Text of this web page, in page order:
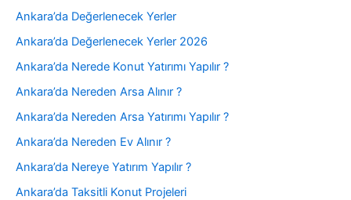
Ankara’da Değerlenecek Yerler
Ankara’da Değerlenecek Yerler 2026
Ankara’da Nerede Konut Yatırımı Yapılır ?
Ankara’da Nereden Arsa Alınır ?
Ankara’da Nereden Arsa Yatırımı Yapılır ?
Ankara’da Nereden Ev Alınır ?
Ankara’da Nereye Yatırım Yapılır ?
Ankara’da Taksitli Konut Projeleri